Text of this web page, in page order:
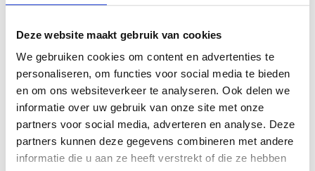
Deze website maakt gebruik van cookies
We gebruiken cookies om content en advertenties te
personaliseren, om functies voor social media te bieden
en om ons websiteverkeer te analyseren. Ook delen we
informatie over uw gebruik van onze site met onze
partners voor social media, adverteren en analyse. Deze
partners kunnen deze gegevens combineren met andere
informatie die u aan ze heeft verstrekt of die ze hebben
Gerelateerde producten